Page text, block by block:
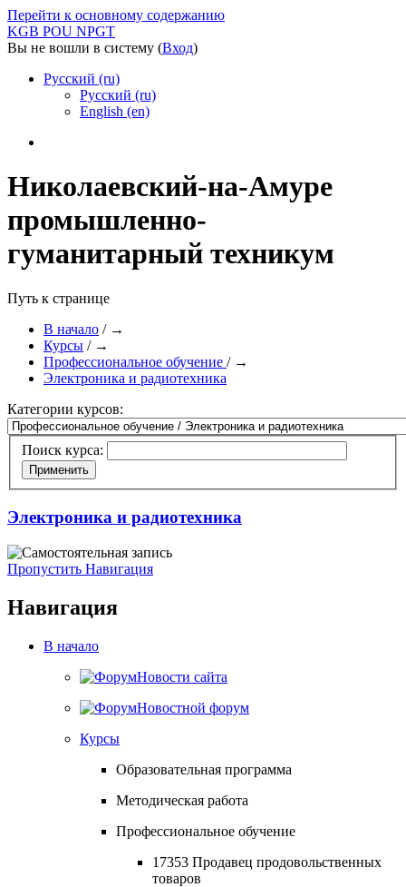
Перейти к основному содержанию
KGB POU NPGT
Вы не вошли в систему (Вход)
Русский (ru)
Русский (ru)
English (en)
Николаевский-на-Амуре
промышленно-
гуманитарный техникум
Путь к странице
В начало / →
Курсы / →
Профессиональное обучение / →
Электроника и радиотехника
Категории курсов:
Поиск курса:
Электроника и радиотехника
Пропустить Навигация
Навигация
В начало
Новости сайта
Новостной форум
Курсы
Образовательная программа
Методическая работа
Профессиональное обучение
17353 Продавец продовольственных
товаров